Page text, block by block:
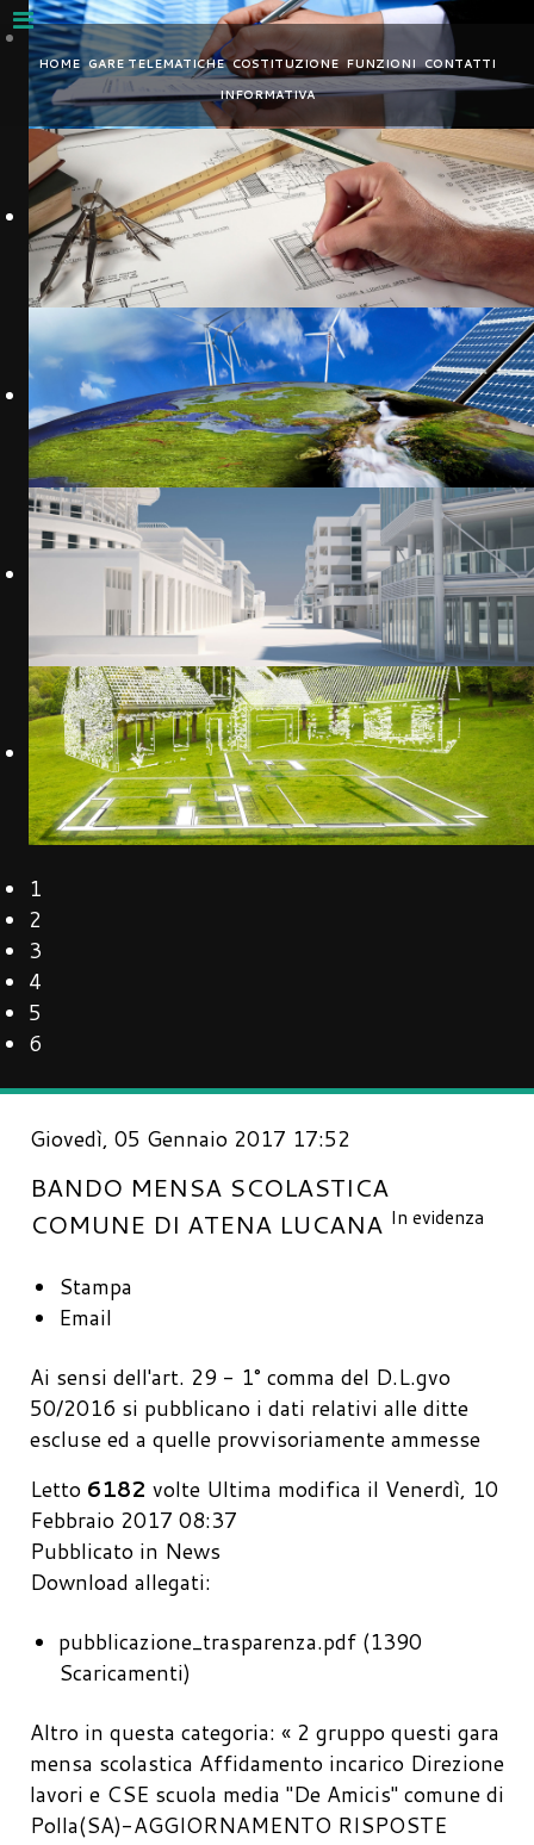
Nota:
questo
sito
Web
include
sistema
accessibilità.
HOME GARE TELEMATICHE COSTITUZIONE FUNZIONI CONTATTI
INFORMATIVA
1
2
3
4
5
6
Giovedì, 05 Gennaio 2017 17:52
BANDO MENSA SCOLASTICA
COMUNE DI ATENA LUCANA In evidenza
Stampa
Email
Ai sensi dell'art. 29 - 1° comma del D.L.gvo
50/2016 si pubblicano i dati relativi alle ditte
escluse ed a quelle provvisoriamente ammesse
Letto 6182 volte Ultima modifica il Venerdì, 10
Febbraio 2017 08:37
Pubblicato in News
Download allegati:
pubblicazione_trasparenza.pdf (1390
Scaricamenti)
Altro in questa categoria: « 2 gruppo questi gara
mensa scolastica Affidamento incarico Direzione
lavori e CSE scuola media "De Amicis" comune di
Polla(SA)-AGGIORNAMENTO RISPOSTE